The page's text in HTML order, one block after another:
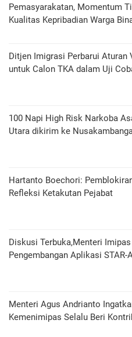
Pemasyarakatan, Momentum
Kualitas Kepribadian Warga
Ditjen Imigrasi Perbarui Aturan
untuk Calon TKA dalam Uji
100 Napi High Risk Narkoba
Utara dikirim ke
Hartanto Boechori:
Refleksi Ketakutan Pejabat
Diskusi Terbuka,Menteri Imipas
Pengembangan Aplikasi STAR-
Menteri Agus Andrianto
Kemenimipas Selalu Beri